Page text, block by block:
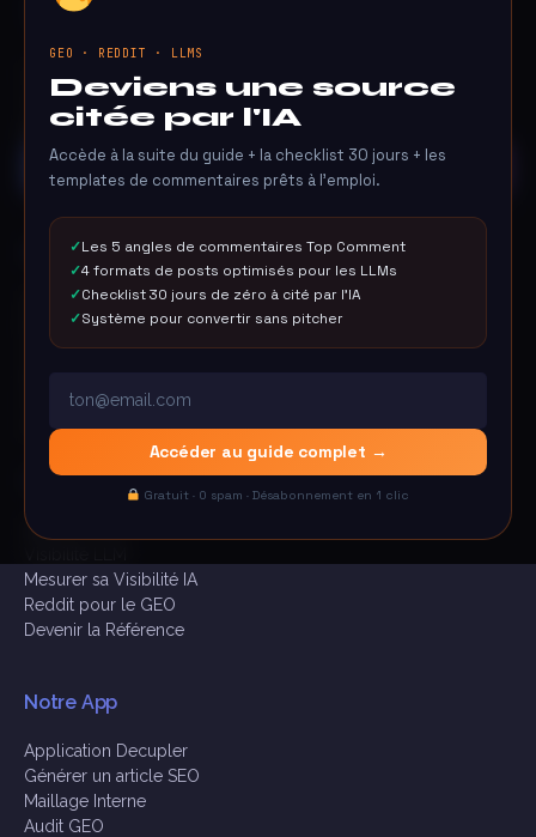
GEO · REDDIT · LLMS
Deviens une source
citée par l'IA
Accède à la suite du guide + la checklist 30 jours + les
templates de commentaires prêts à l'emploi.
Les 5 angles de commentaires Top Comment
4 formats de posts optimisés pour les LLMs
Checklist 30 jours de zéro à cité par l'IA
Système pour convertir sans pitcher
Accéder au guide complet →
Gratuit · 0 spam · Désabonnement en 1 clic
L'agence digitale qui propulse votre croissance organique :
nous fusionnonsstratégie SEO, GEO, LinkedIn et
systèmes d'agents IA personnalisés
Démarrer mon projet
Agence SEO
Notre Accompagnement
Visibilité en Ligne
Citations Locales
Organic Opportunity Map
GEO
Agence GEO
Mesurer sa Visibilité IA
Reddit pour le GEO
Devenir la Référence
Notre App
Application Decupler
Générer un article SEO
Maillage Interne
Audit GEO